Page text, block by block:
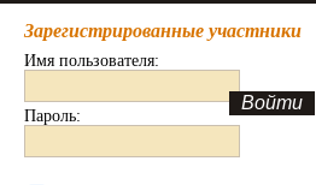
Зарегистрированные участники
Имя пользователя:
Пароль: